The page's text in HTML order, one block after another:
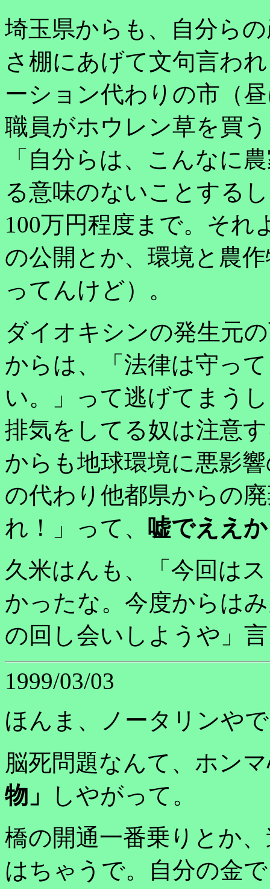
埼玉県からも、自分ら
さ棚にあげて文句言わ
ーション代わりの市（
職員がホウレン草を買
「自分らは、こんなに
る意味のないことする
100万円程度まで。それ
の公開とか、環境と農
ってんけど）。
ダイオキシンの発生元
からは、「法律は守っ
い。」って逃げてまう
排気をしてる奴は注意
からも地球環境に悪影
の代わり他都県からの
れ！」って、 嘘でええ
久米はんも、「今回は
かったな。今度からは
の回し会いしようや」
1999/03/03
ほんま、ノータリンや
脳死問題なんて、ホン
物」
しやがって。
橋の開通一番乗りとか
はちゃうで。自分の金